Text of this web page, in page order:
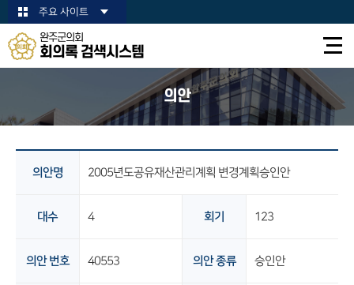
본문바로가기주요 사이트
완주군의회
회의록 검색시스템
의안
의안명 2005년도공유재산관리계획 변경계획승인안
대수 4 회기 123
의안 번호 40553 의안 종류 승인안